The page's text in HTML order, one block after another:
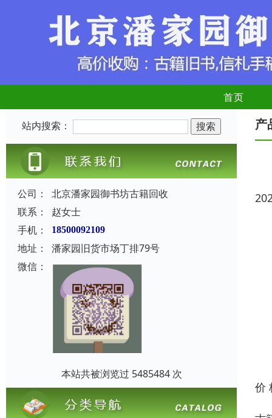
首页
站内搜索：
公司：
北京潘家园御书坊古籍回收
联系：
赵女士
手机：
18500092109
地址：
潘家园旧货市场丁排79号
微信：
本站共被浏览过 5485484 次
产
价